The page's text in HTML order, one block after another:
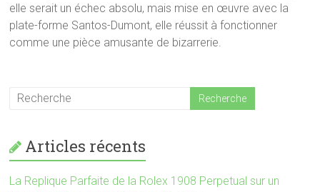
elle serait un échec absolu, mais mise en œuvre avec la
plate-forme Santos-Dumont, elle réussit à fonctionner
comme une pièce amusante de bizarrerie.
Articles récents
La Replique Parfaite de la Rolex 1908 Perpetual sur un